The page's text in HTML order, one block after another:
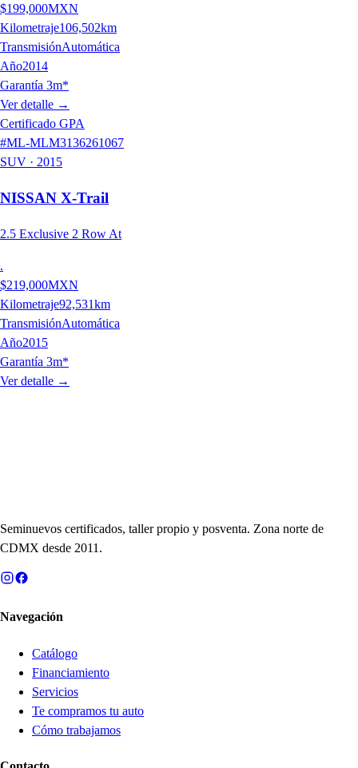
$199,000MXN
Kilometraje106,502km
TransmisiónAutomática
Año2014
Garantía 3m*
Ver detalle →
Certificado GPA
#ML-MLM3136261067
SUV · 2015
NISSAN X-Trail
2.5 Exclusive 2 Row At
.
$219,000MXN
Kilometraje92,531km
TransmisiónAutomática
Año2015
Garantía 3m*
Ver detalle →
Seminuevos certificados, taller propio y posventa. Zona norte de
CDMX desde 2011.
Navegación
Catálogo
Financiamiento
Servicios
Te compramos tu auto
Cómo trabajamos